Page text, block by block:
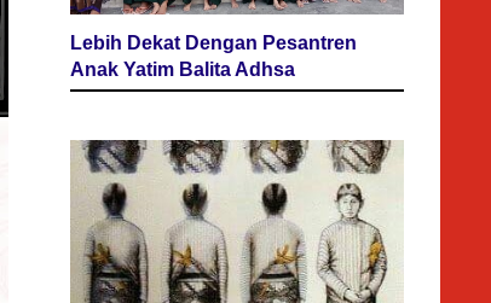
Lebih Dekat Dengan Pesantren
Anak Yatim Balita Adhsa